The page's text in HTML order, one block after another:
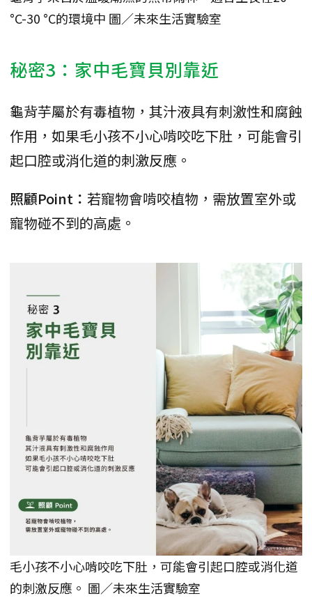
°C-30 °C的環境中 圖／未來生活實驗室
秘密3：家中毛寶貝別靠近
龜背芋屬於有毒植物，其汁液具有刺激性和腐蝕
作用，如果毛小孩不小心啃咬吃下肚，可能會引
起口腔或消化道的刺激反應。
照顧Point： 若寵物會啃咬植物，需放置室外或
寵物碰不到的高處。
毛小孩不小心啃咬吃下肚，可能會引起口腔或消化道
的刺激反應。 圖／未來生活實驗室